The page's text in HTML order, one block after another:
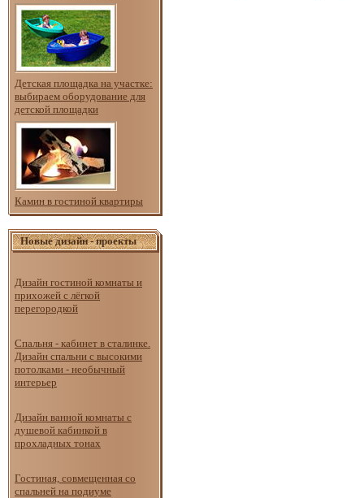
Детская площадка на участке:
выбираем оборудование для
детской площадки
Камин в гостиной квартиры
Новые дизайн - проекты
Дизайн гостиной комнаты и
прихожей с лёгкой
перегородкой
Спальня - кабинет в сталинке.
Дизайн спальни с высокими
потолками - необычный
интерьер
Дизайн ванной комнаты с
душевой кабинкой в
прохладных тонах
Гостиная, совмещенная со
спальней на подиуме